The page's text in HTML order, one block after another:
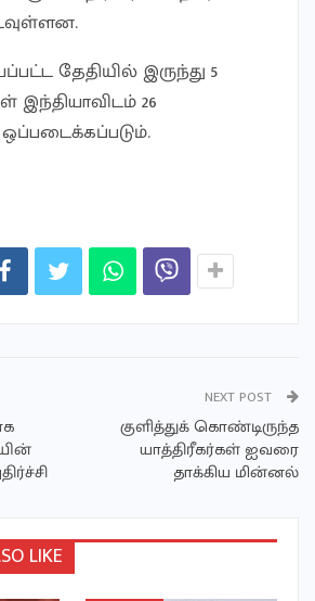
தேதியில் இருந்து 5
26
NEXT POST
குளித்துக் கொண்டிருந்த
யாத்திரீகர்கள் ஐவரை
தாக்கிய மின்னல்
LIKE